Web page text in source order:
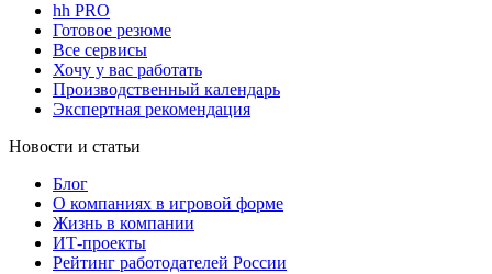
hh PRO
Готовое резюме
Все сервисы
Хочу у вас работать
Производственный календарь
Экспертная рекомендация
Новости и статьи
Блог
О компаниях в игровой форме
Жизнь в компании
ИТ-проекты
Рейтинг работодателей России